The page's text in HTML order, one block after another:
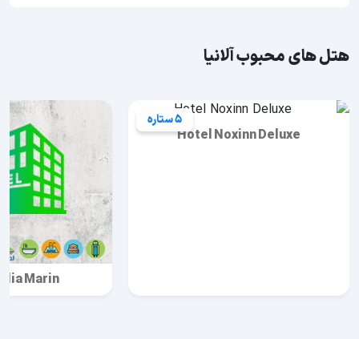
هتل های محبوب آلانیا
5 ستاره
Hotel Noxinn Deluxe
Marin